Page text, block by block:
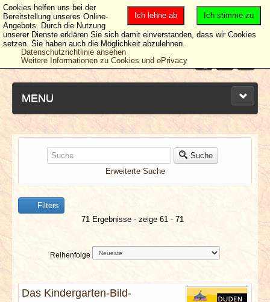
MENU
NEUESTE ARTIKEL
NEWS & DATES
BERICHTE
VERLOSUNGEN
Suche
Erweiterte Suche
Filters
71 Ergebnisse - zeige 61 - 71
Reihenfolge
Das Kindergarten-Bild-
Ich stimme zu
Ich lehne ab
Cookies helfen uns bei der
Bereitstellung unseres Online-
Angebots. Durch die Nutzung
unserer Dienste erklären Sie sich damit einverstanden, dass wir Cookies
setzen. Sie haben auch die Möglichkeit abzulehnen.
Datenschutzrichtlinie ansehen
Weitere Informationen zu Cookies und ePrivacy